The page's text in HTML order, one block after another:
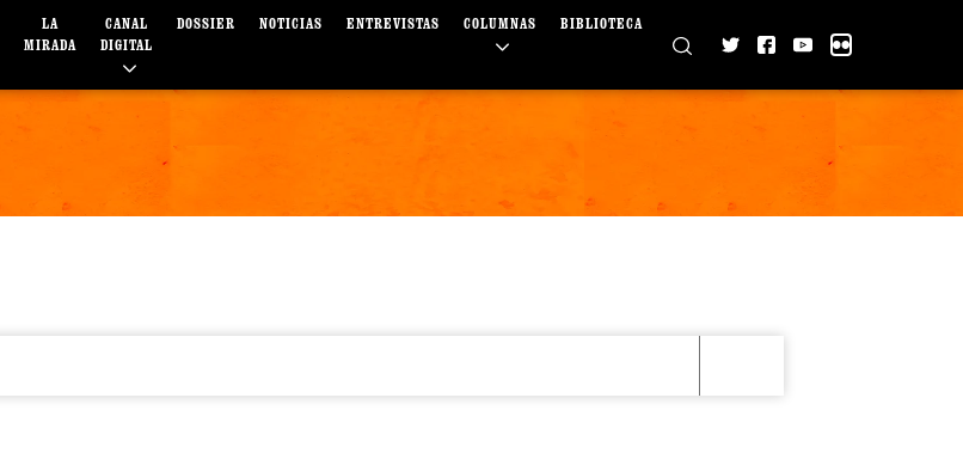
LA
MIRADA
CANAL
DIGITAL
DOSSIER NOTICIAS ENTREVISTAS COLUMNAS BIBLIOTECA